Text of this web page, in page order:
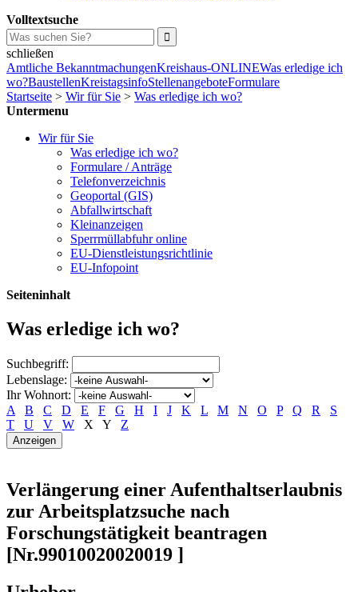
Volltextsuche
schließen
Amtliche BekanntmachungenKreishaus-ONLINEWas erledige ich
wo?BaustellenKreistagsinfoStellenangeboteFormulare
Startseite > Wir für Sie > Was erledige ich wo?
Untermenu
Wir für Sie
Was erledige ich wo?
Formulare / Anträge
Telefonverzeichnis
Geoportal (GIS)
Abfallwirtschaft
Kleinanzeigen
Sperrmüllabfuhr online
EU-Dienstleistungsrichtlinie
EU-Infopoint
Seiteninhalt
Was erledige ich wo?
Suchbegriff:
Lebenslage:
Ihr Wohnort:
A
B C D E F G H I J K L M N O P Q R
S
T
U V W X Y Z
Verlängerung einer Aufenthaltserlaubnis
zur Arbeitsplatzsuche nach
Forschungstätigkeit beantragen
[Nr.99010020020019 ]